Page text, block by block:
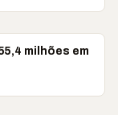
milhões em